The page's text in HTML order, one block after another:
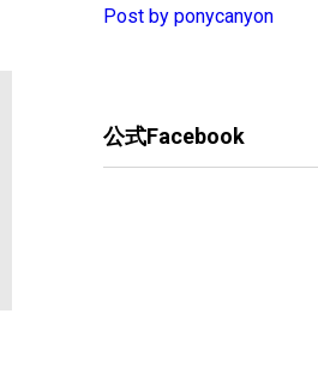
Post by ponycanyon
公式Facebook